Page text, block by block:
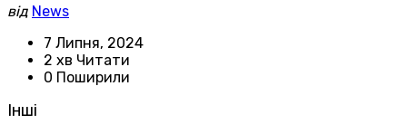
від News
7 Липня, 2024
2 хв Читати
0 Поширили
Інші